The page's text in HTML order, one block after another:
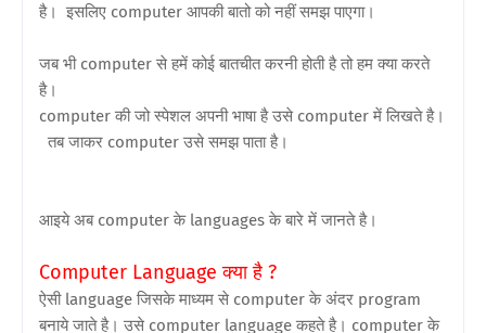
है। इसलिए computer आपकी बातो को नहीं समझ पाएगा।
जब भी computer से हमें कोई बातचीत करनी होती है तो हम क्या करते
है।
computer की जो स्पेशल अपनी भाषा है उसे computer में लिखते है।
तब जाकर computer उसे समझ पाता है।
आइये अब computer के languages के बारे में जानते है।
Computer Language क्या है ?
ऐसी language जिसके माध्यम से computer के अंदर program
बनाये जाते है। उसे computer language कहते है। computer के